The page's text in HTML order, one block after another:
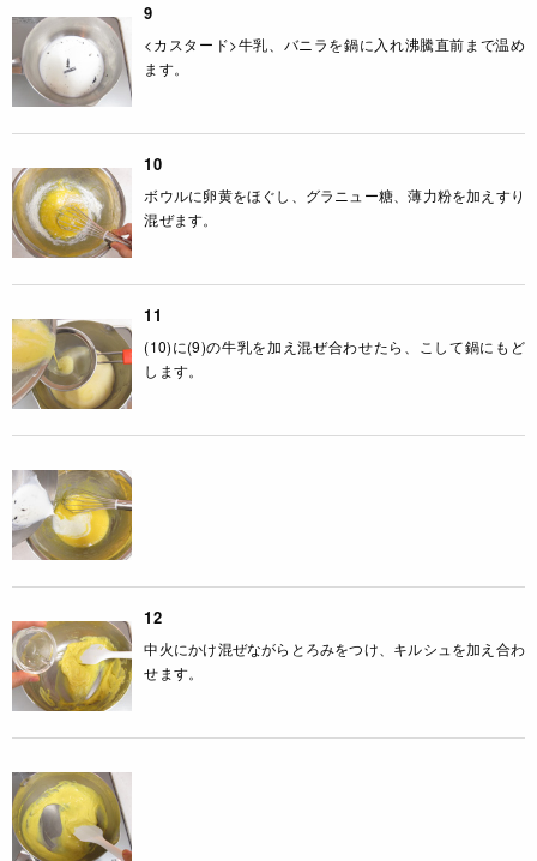
9
<カスタード>牛乳、バニラを鍋に入れ沸騰直前まで温め
ます。
10
ボウルに卵黄をほぐし、グラニュー糖、薄力粉を加えすり
混ぜます。
11
(10)に(9)の牛乳を加え混ぜ合わせたら、こして鍋にもど
します。
12
中火にかけ混ぜながらとろみをつけ、キルシュを加え合わ
せます。